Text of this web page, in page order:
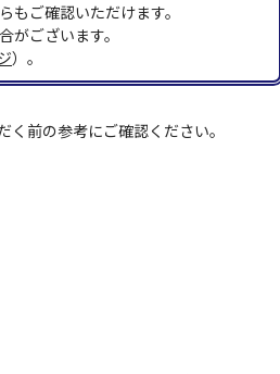
ご確認いただけます。
ございます。
）。
前の参考にご確認ください。